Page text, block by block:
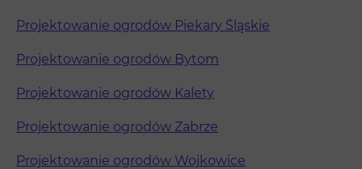
Projektowanie ogrodów Piekary Śląskie
Projektowanie ogrodów Bytom
Projektowanie ogrodów Kalety
Projektowanie ogrodów Zabrze
Projektowanie ogrodów Wojkowice